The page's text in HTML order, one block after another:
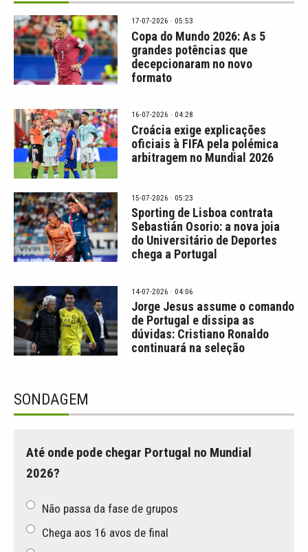
17-07-2026 · 05:53
Copa do Mundo 2026: As 5
grandes potências que
decepcionaram no novo
formato
16-07-2026 · 04:28
Croácia exige explicações
oficiais à FIFA pela polémica
arbitragem no Mundial 2026
15-07-2026 · 05:23
Sporting de Lisboa contrata
Sebastián Osorio: a nova joia
do Universitário de Deportes
chega a Portugal
14-07-2026 · 04:06
Jorge Jesus assume o comando
de Portugal e dissipa as
dúvidas: Cristiano Ronaldo
continuará na seleção
SONDAGEM
Até onde pode chegar Portugal no Mundial
2026?
Não passa da fase de grupos
Chega aos 16 avos de final